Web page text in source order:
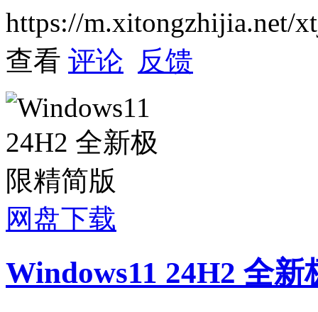
https://m.xitongzhijia.net/
查看 评论 反馈
网盘下载
Windows11 24H2 全新